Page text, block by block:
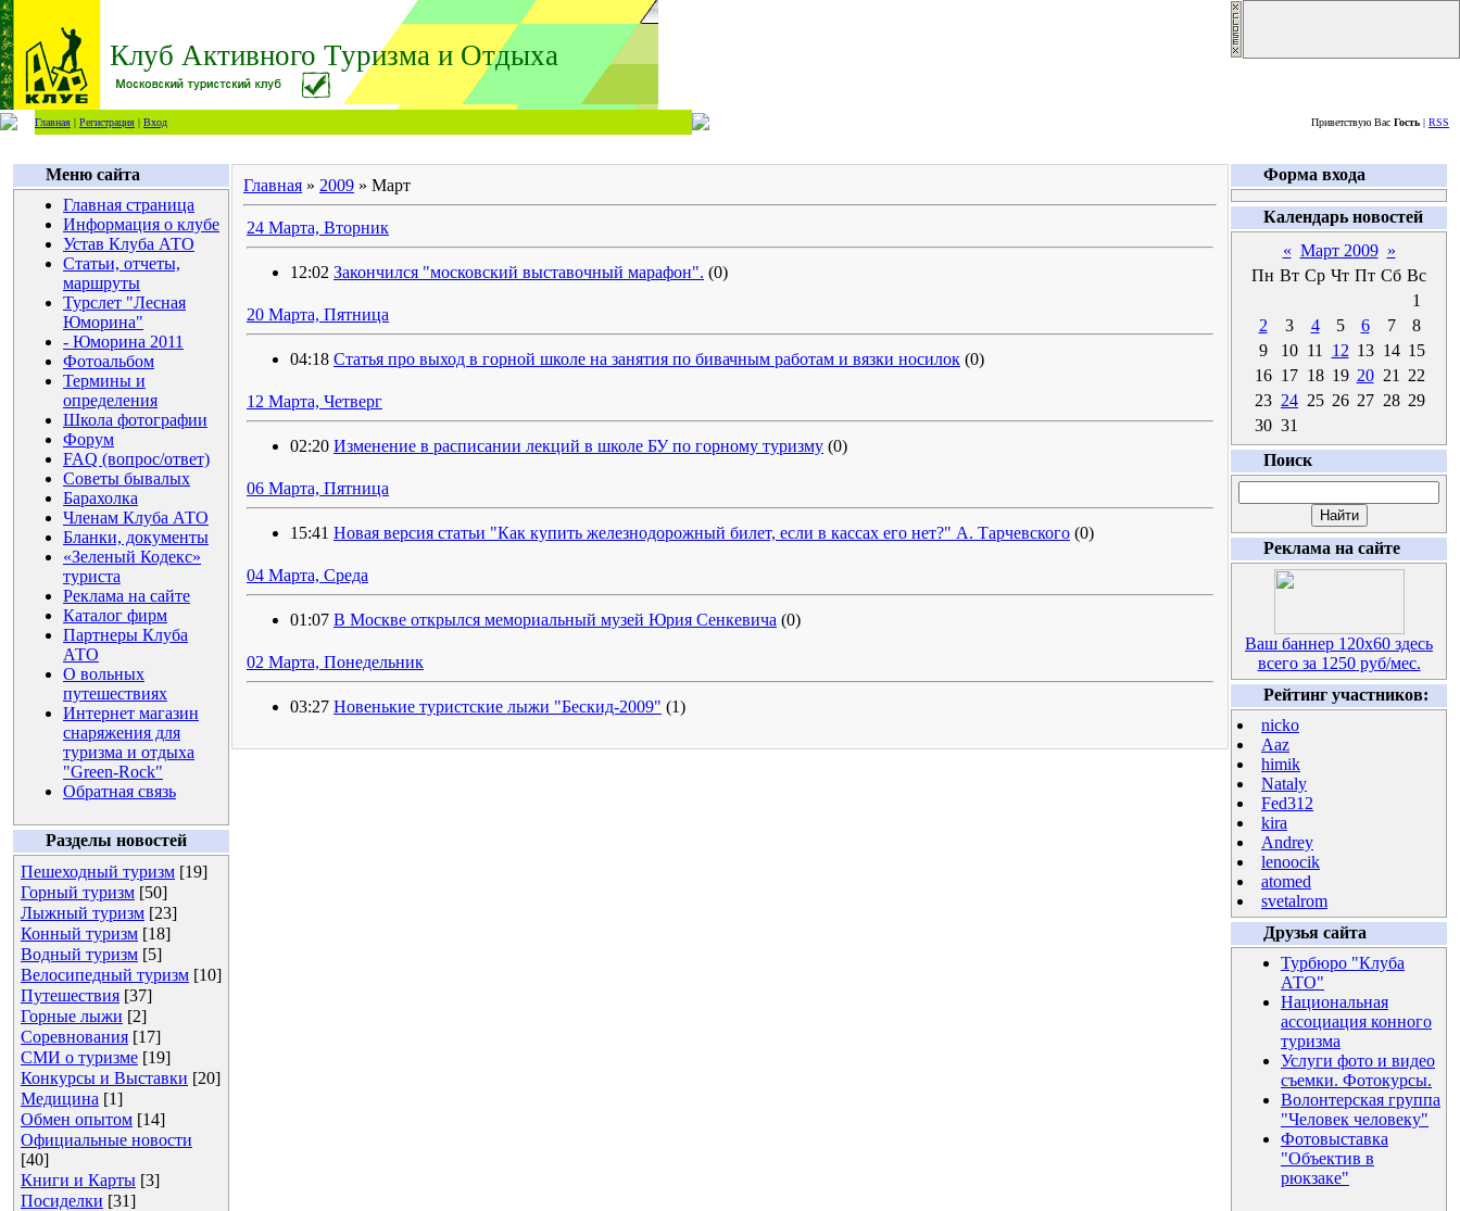
Клуб Активного Туризма и Отдыха
Главная | Регистрация | Вход Приветствую Вас Гость | RSS
Меню сайта
Главная страница
Информация о клубе
Устав Клуба АТО
Статьи, отчеты,
маршруты
Турслет "Лесная
Юморина"
- Юморина 2011
Фотоальбом
Термины и
определения
Школа фотографии
Форум
FAQ (вопрос/ответ)
Советы бывалых
Барахолка
Членам Клуба АТО
Бланки, документы
«Зеленый Кодекс»
туриста
Реклама на сайте
Каталог фирм
Партнеры Клуба
АТО
О вольных
путешествиях
Интернет магазин
снаряжения для
туризма и отдыха
"Green-Rock"
Обратная связь
Разделы новостей
Пешеходный туризм [19]
Горный туризм [50]
Лыжный туризм [23]
Конный туризм [18]
Водный туризм [5]
Велосипедный туризм [10]
Путешествия [37]
Горные лыжи [2]
Соревнования [17]
СМИ о туризме [19]
Конкурсы и Выставки [20]
Медицина [1]
Обмен опытом [14]
Официальные новости
[40]
Книги и Карты [3]
Посиделки [31]
Главная » 2009 » Март
24 Марта, Вторник
12:02 Закончился "московский выставочный марафон". (0)
20 Марта, Пятница
04:18 Статья про выход в горной школе на занятия по бивачным работам и вязки носилок (0)
12 Марта, Четверг
02:20 Изменение в расписании лекций в школе БУ по горному туризму (0)
06 Марта, Пятница
15:41 Новая версия статьи "Как купить железнодорожный билет, если в кассах его нет?" А. Тарчевского (0)
04 Марта, Среда
01:07 В Москве открылся мемориальный музей Юрия Сенкевича (0)
02 Марта, Понедельник
03:27 Новенькие туристские лыжи "Бескид-2009" (1)
Форма входа
Календарь новостей
« Март 2009 »
Пн Вт Ср Чт Пт Сб Вс
1
2
3 4 5 6 7
8
9
10 11 12 13 14 15
16 17 18 19 20 21
22
23 24 25 26 27 28 29
30 31
Поиск
Реклама на сайте
Ваш баннер 120х60 здесь
всего за 1250 руб/мес.
Рейтинг участников:
nicko
Aaz
himik
Nataly
Fed312
kira
Andrey
lenoocik
atomed
svetalrom
Друзья сайта
Турбюро "Клуба
АТО"
Национальная
ассоциация конного
туризма
Услуги фото и видео
съемки. Фотокурсы.
Волонтерская группа
"Человек человеку"
Фотовыставка
"Объектив в
рюкзаке"